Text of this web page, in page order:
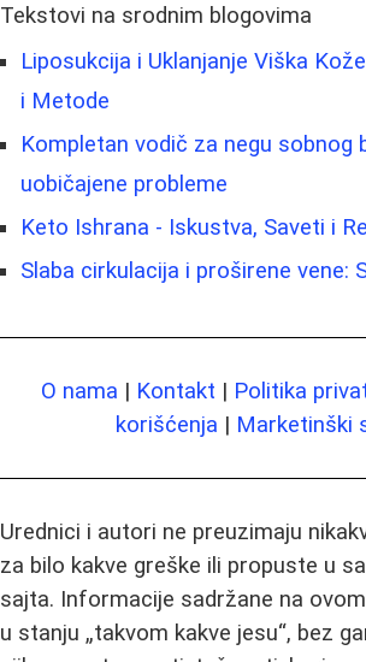
Tekstovi na srodnim blogovima
Liposukcija i Uklanjanje Viška
i Metode
Kompletan vodič za negu sobnog
uobičajene probleme
Keto Ishrana - Iskustva, Saveti i
Slaba cirkulacija i proširene vene:
O nama | Kontakt | Politika
korišćenja | Marketinški
Urednici i autori ne preuzimaju
za bilo kakve greške ili propuste u
sajta. Informacije sadržane na
u stanju „takvom kakve jesu“, bez